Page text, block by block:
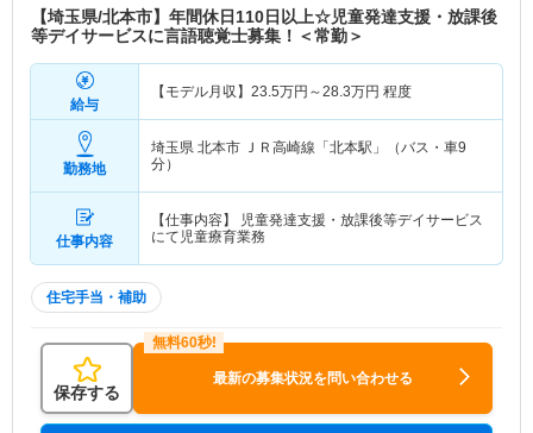
【埼玉県/北本市】年間休日110日以上☆児童発達支援・放課後
等デイサービスに言語聴覚士募集！＜常勤＞
給与
【モデル月収】 23.5万円～28.3万円 程度
勤務地
埼玉県 北本市
ＪＲ高崎線「北本駅」（バス・車9
分）
仕事内容
【仕事内容】 児童発達支援・放課後等デイサービス
にて児童療育業務
住宅手当・補助
保存する
最新の募集状況を問い合わせる